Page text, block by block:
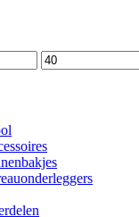
Max.
prijs